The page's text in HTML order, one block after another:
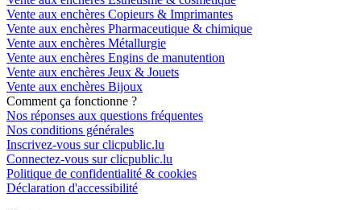
Vente aux enchères Copieurs & Imprimantes
Vente aux enchères Pharmaceutique & chimique
Vente aux enchères Métallurgie
Vente aux enchères Engins de manutention
Vente aux enchères Jeux & Jouets
Vente aux enchères Bijoux
Comment ça fonctionne ?
Nos réponses aux questions fréquentes
Nos conditions générales
Inscrivez-vous sur clicpublic.lu
Connectez-vous sur clicpublic.lu
Politique de confidentialité & cookies
Déclaration d'accessibilité